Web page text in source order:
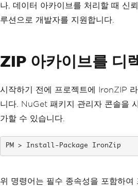
나, 데이터 아카이브를 처리할 때 신
루션으로 개발자를 지원합니다.
ZIP 아카이브를 디
시작하기 전에 프로젝트에 IronZIP
니다. NuGet 패키지 관리자 콘솔을
가할 수 있습니다.
Install-Package IronZip
위 명령어는 필수 종속성을 포함하여